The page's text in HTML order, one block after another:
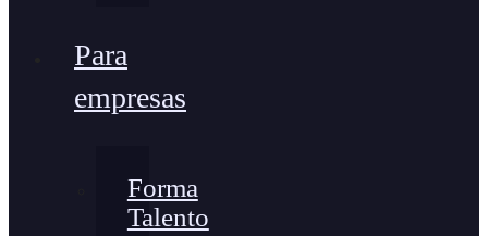
Para
empresas
Forma
Talento